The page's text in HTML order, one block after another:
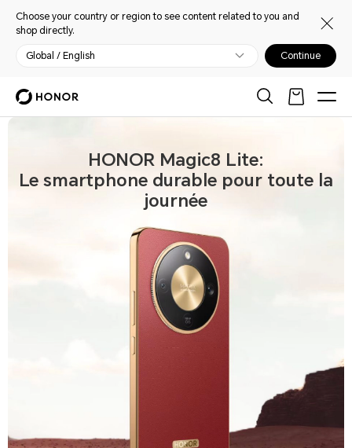
Choose your country or region to see content related to you and
shop directly.
Global / English Continue
HONOR Magic8 Lite:
Le smartphone durable pour toute la
journée